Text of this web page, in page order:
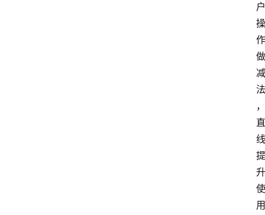
户
操
作
做
减
法
，
直
线
提
升
使
用